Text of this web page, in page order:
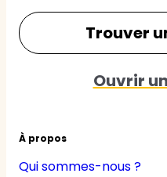
À propos
Qui sommes-nous ?
Trouver
Ouvrir